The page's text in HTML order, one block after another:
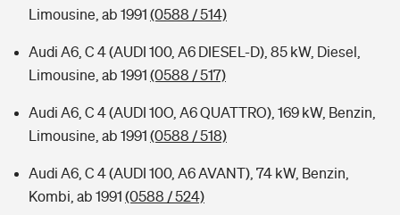
Limousine, ab 1991 (0588 / 514)
Audi A6, C 4 (AUDI 100, A6 DIESEL-D), 85 kW, Diesel,
Limousine, ab 1991 (0588 / 517)
Audi A6, C 4 (AUDI 10O, A6 QUATTRO), 169 kW, Benzin,
Limousine, ab 1991 (0588 / 518)
Audi A6, C 4 (AUDI 100, A6 AVANT), 74 kW, Benzin,
Kombi, ab 1991 (0588 / 524)